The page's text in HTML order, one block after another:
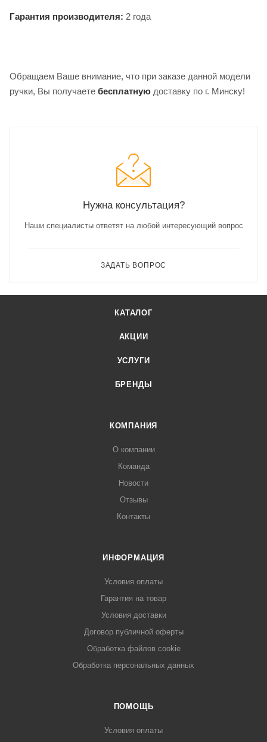
Гарантия производителя: 2 года
Обращаем Ваше внимание, что при заказе данной модели
ручки, Вы получаете бесплатную доставку по г. Минску!
Нужна консультация?
Наши специалисты ответят на любой интересующий вопрос
ЗАДАТЬ ВОПРОС
КАТАЛОГ
АКЦИИ
УСЛУГИ
БРЕНДЫ
КОМПАНИЯ
О компании
Команда
Новости
Отзывы
Контакты
ИНФОРМАЦИЯ
Условия оплаты
Гарантия на товар
Условия доставки
Договор публичной оферты
Обработка файлов cookie
Обработка персональных данных
ПОМОЩЬ
Условия оплаты